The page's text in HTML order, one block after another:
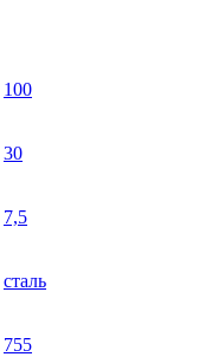
100
30
7,5
сталь
755